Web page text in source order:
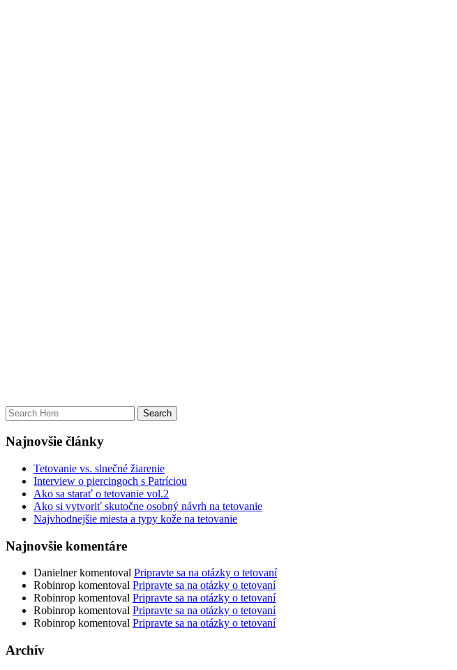
Najnovšie články
Tetovanie vs. slnečné žiarenie
Interview o piercingoch s Patríciou
Ako sa starať o tetovanie vol.2
Ako si vytvoriť skutočne osobný návrh na tetovanie
Najvhodnejšie miesta a typy kože na tetovanie
Najnovšie komentáre
Danielnerkomentoval Pripravte sa na otázky o tetovaní
Robinrop komentoval Pripravte sa na otázky o tetovaní
Robinrop komentoval Pripravte sa na otázky o tetovaní
Robinrop komentoval Pripravte sa na otázky o tetovaní
Robinrop komentoval Pripravte sa na otázky o tetovaní
Archív